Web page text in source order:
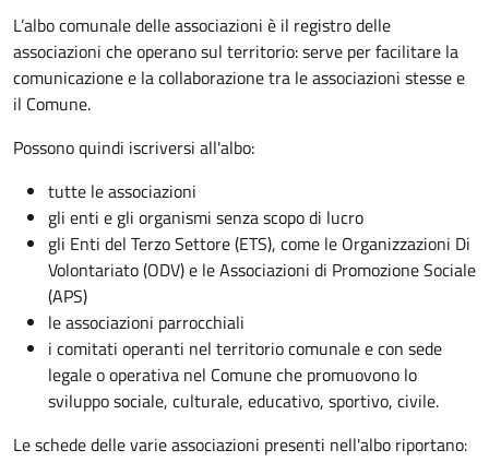
L’albo comunale delle associazioni è il registro delle
associazioni che operano sul territorio: serve per facilitare la
comunicazione e la collaborazione tra le associazioni stesse e
il Comune.
Possono quindi iscriversi all'albo:
tutte le associazioni
gli enti e gli organismi senza scopo di lucro
gli Enti del Terzo Settore (ETS), come le Organizzazioni Di
Volontariato (ODV) e le Associazioni di Promozione Sociale
(APS)
le associazioni parrocchiali
i comitati operanti nel territorio comunale e con sede
legale o operativa nel Comune che promuovono lo
sviluppo sociale, culturale, educativo, sportivo, civile.
Le schede delle varie associazioni presenti nell'albo riportano: